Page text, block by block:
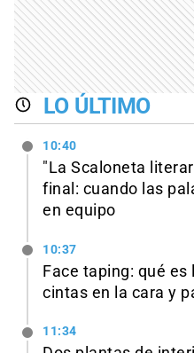
LO ÚLTIMO
10:40
"La Scaloneta
final: cuando las
en equipo
10:37
Face taping: qué
cintas en la cara y
11:34